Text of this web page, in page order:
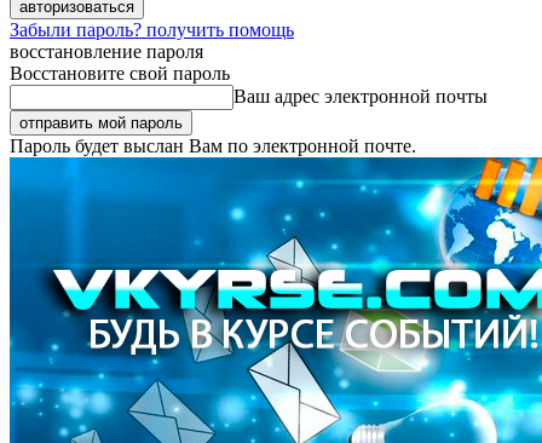
Забыли пароль? получить помощь
восстановление пароля
Восстановите свой пароль
Ваш адрес электронной почты
Пароль будет выслан Вам по электронной почте.